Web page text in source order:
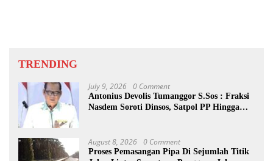
TRENDING
July 9, 2026 0 Comment
Antonius Devolis Tumanggor S.Sos : Fraksi
Nasdem Soroti Dinsos, Satpol PP Hingga
August 8, 2026 0 Comment
Proses Pemasangan Pipa Di Sejumlah Titik